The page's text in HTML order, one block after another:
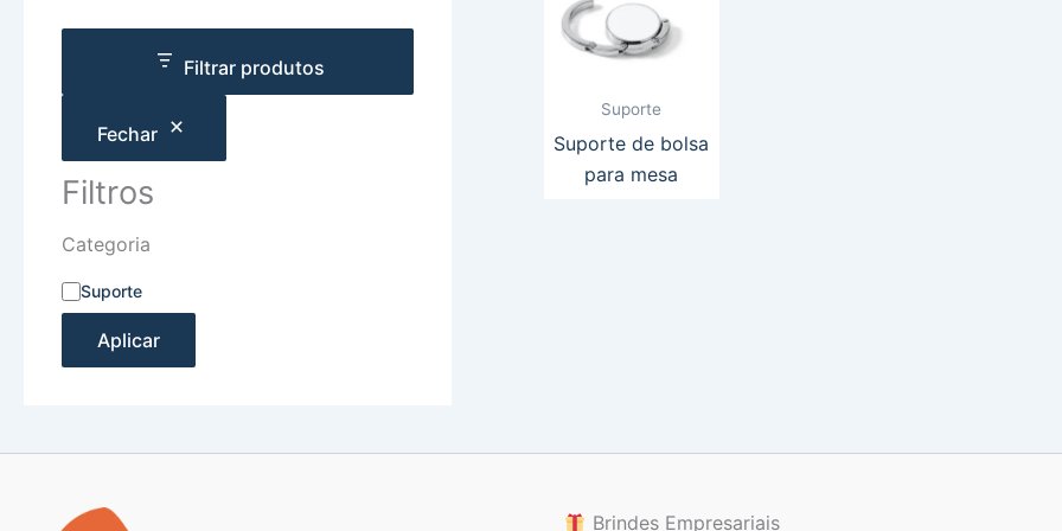
Filtrar produtos
Fechar
Filtros
Categoria
Suporte
Aplicar
Suporte
Suporte de bolsa
para mesa
Brindes Empresariais